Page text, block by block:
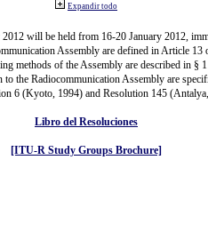
Expandir todo
will be held from 16-20 January 2012,
Assembly are defined in Article
methods of the Assembly are described in §
the Radiocommunication Assembly are
6 (Kyoto, 1994) and Resolution 145
Libro del Resoluciones
[ITU-R Study Groups Brochure]